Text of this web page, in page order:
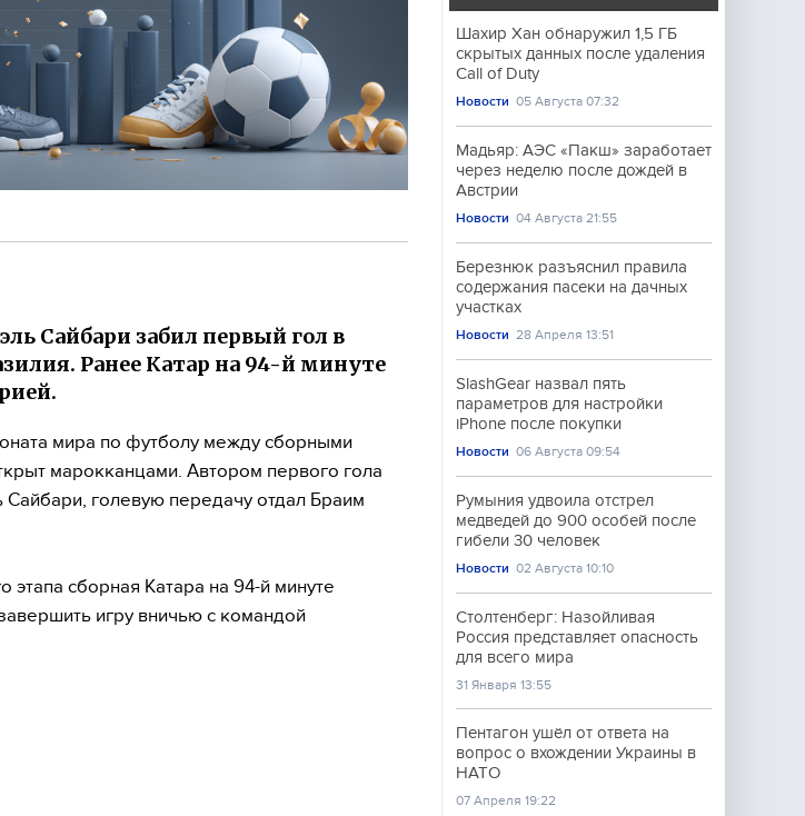
Сайбари забил первый гол в
Ранее Катар на 94-й минуте
мира по футболу между сборными
марокканцами. Автором первого гола
голевую передачу отдал Браим
этапа сборная Катара на 94-й минуте
игру вничью с командой
Шахир Хан обнаружил 1,5 ГБ
скрытых данных после удаления
Call of Duty
Новости 05 Августа 07:32
Мадьяр: АЭС «Пакш» заработает
через неделю после дождей в
Австрии
Новости 04 Августа 21:55
Березнюк разъяснил правила
содержания пасеки на дачных
участках
Новости 28 Апреля 13:51
SlashGear назвал пять
параметров для настройки
iPhone после покупки
Новости 06 Августа 09:54
Румыния удвоила отстрел
медведей до 900 особей после
гибели 30 человек
Новости 02 Августа 10:10
Столтенберг: Назойливая
Россия представляет опасность
для всего мира
31 Января 13:55
Пентагон ушёл от ответа на
вопрос о вхождении Украины в
НАТО
07 Апреля 19:22